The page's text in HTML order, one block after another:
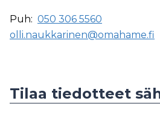
Puh: 050 306 5560
olli.naukkarinen@omahame.fi
Tilaa tiedotteet